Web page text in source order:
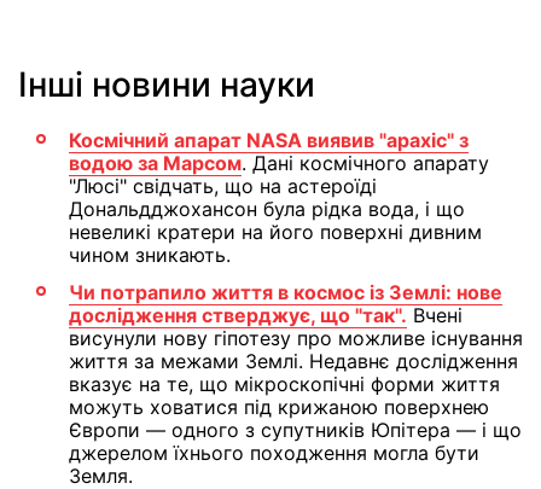
Інші новини науки
Космічний апарат NASA виявив "арахіс" з
водою за Марсом. Дані космічного апарату
"Люсі" свідчать, що на астероїді
Дональдджохансон була рідка вода, і що
невеликі кратери на його поверхні дивним
чином зникають.
Чи потрапило життя в космос із Землі: нове
дослідження стверджує, що "так". Вчені
висунули нову гіпотезу про можливе існування
життя за межами Землі. Недавнє дослідження
вказує на те, що мікроскопічні форми життя
можуть ховатися під крижаною поверхнею
Європи — одного з супутників Юпітера — і що
джерелом їхнього походження могла бути
Земля.